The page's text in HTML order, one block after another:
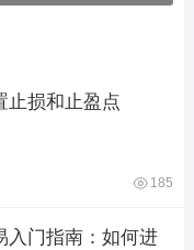
止损和止盈点
185
入门指南：如何进